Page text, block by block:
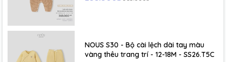
- Size S: 0-6 tháng
- Size M : 6-12 tháng
- Size L : 12-24 tháng
NOUS S30 - Bộ cài lệch dài tay màu
vàng thêu trang trí - 12-18M - SS26.T5C